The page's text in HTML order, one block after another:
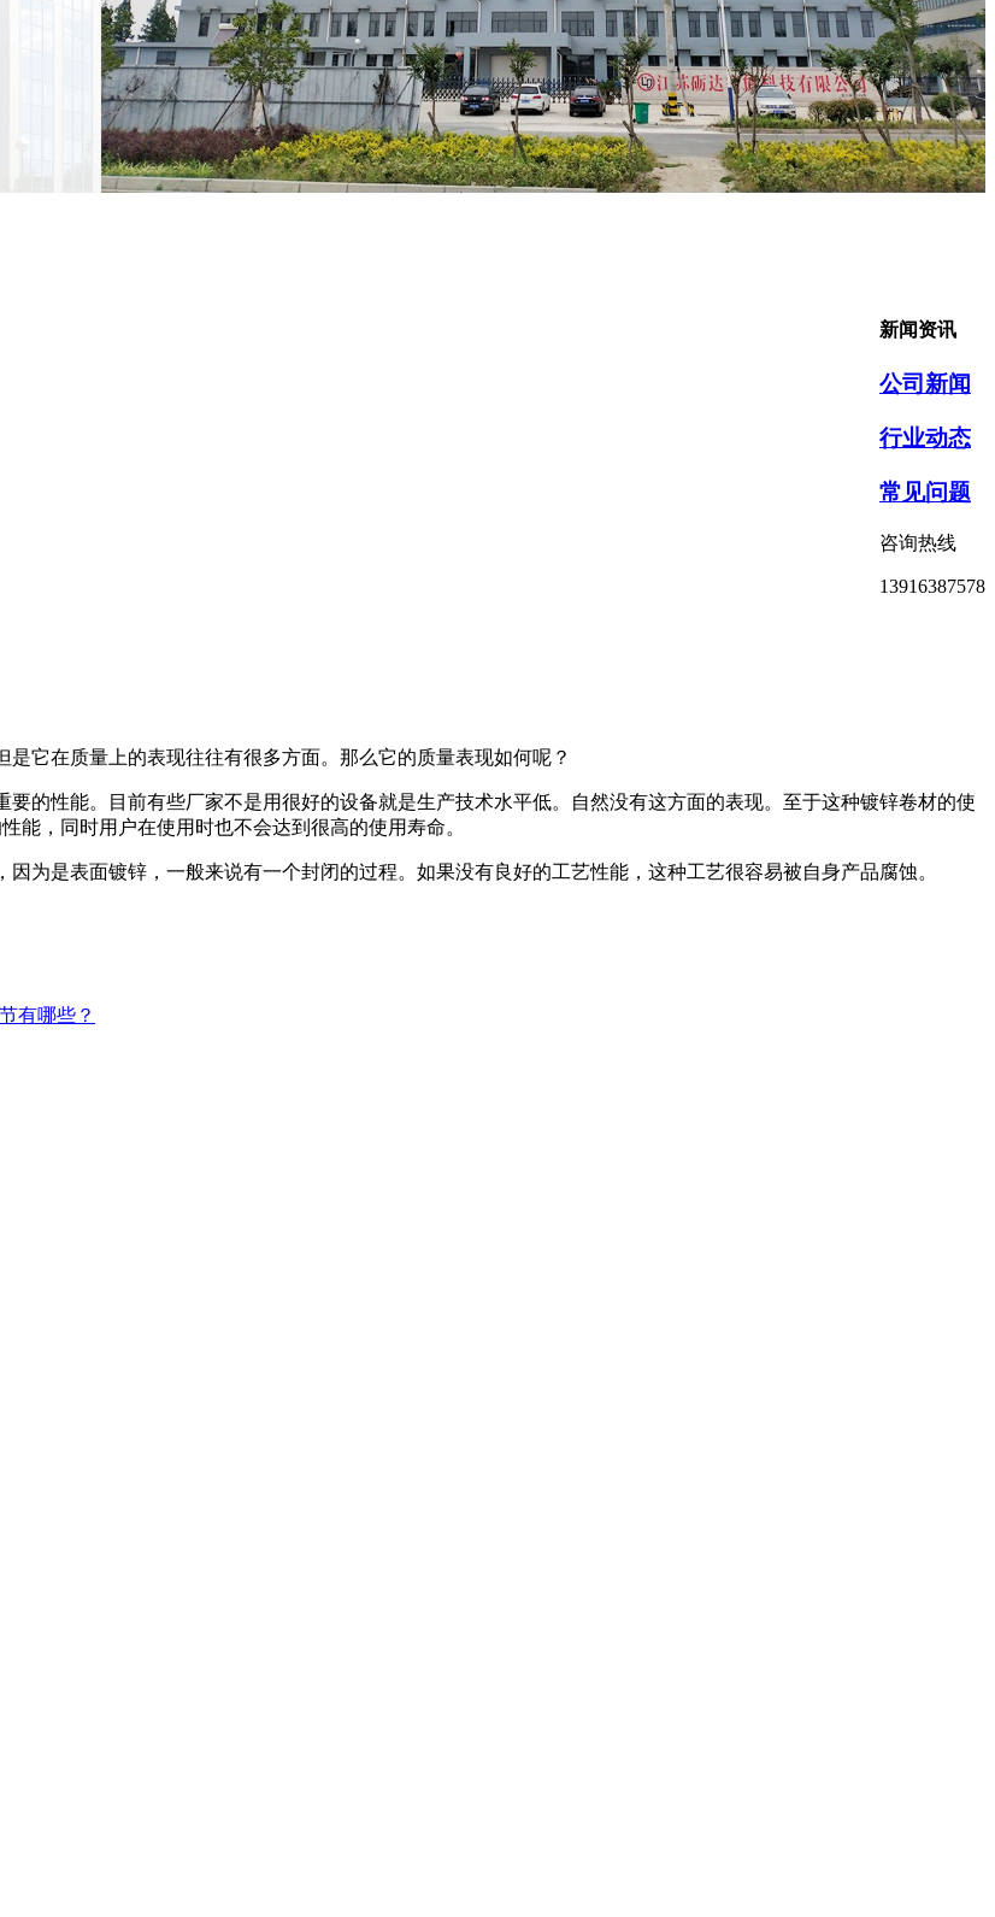
新闻资讯
公司新闻
行业动态
常见问题
咨询热线
13916387578
它在质量上的表现往往有很多方面。那么它的质量表现如何呢？
的性能。目前有些厂家不是用很好的设备就是生产技术水平低。自然没有这方面的表现。至于这种镀锌卷材的使
能，同时用户在使用时也不会达到很高的使用寿命。
是表面镀锌，一般来说有一个封闭的过程。如果没有良好的工艺性能，这种工艺很容易被自身产品腐蚀。
有哪些？